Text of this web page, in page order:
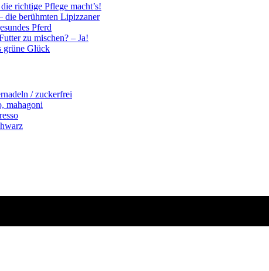
richtige Pflege macht’s!
die berühmten Lipizzaner
Pferd
zu mischen? – Ja!
grüne Glück
/ zuckerfrei
mahagoni